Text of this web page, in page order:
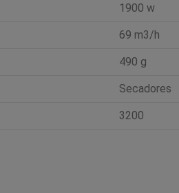
1900 w
69 m3/h
490 g
Secadores
3200